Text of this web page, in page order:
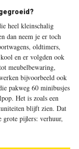
heel kleinschalig
dan neem je er toch
oldtimers,
en er volgden ook
meubelbewaring,
bijvoorbeeld ook
pakweg 60 minibusjes
Het is zoals een
blijft zien. Dat
pijlers: verhuur,